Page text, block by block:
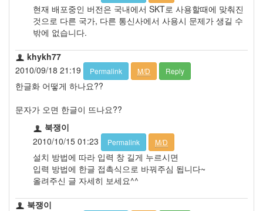
현재 배포중인 버전은 국내에서 SKT로 사용할때에 맞춰진
것으로 다른 국가, 다른 통신사에서 사용시 문제가 생길 수
밖에 없습니다.
khykh77
2010/09/18 21:19
Permalink M/D Reply
한글화 어떻게 하나요??
문자가 오면 한글이 뜨나요??
북쟁이
2010/10/15 01:23
Permalink M/D
설치 방법에 따라 입력 창 길게 누르시면
입력 방법에 한글 접촉식으로 바꿔주심 됩니다~
올려주신 글 자세히 보세요^^
북쟁이